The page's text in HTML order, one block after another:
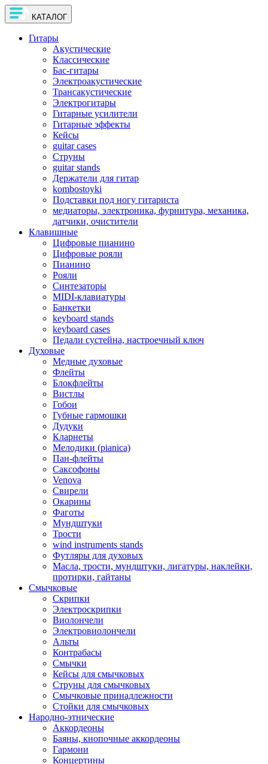
КАТАЛОГ
Гитары
Акустические
Классические
Бас-гитары
Электроакустические
Трансакустические
Электрогитары
Гитарные усилители
Гитарные эффекты
Кейсы
guitar cases
Струны
guitar stands
Держатели для гитар
kombostoyki
Подставки под ногу гитариста
медиаторы, электроника, фурнитура, механика,
датчики, очистители
Клавишные
Цифровые пианино
Цифровые рояли
Пианино
Рояли
Синтезаторы
MIDI-клавиатуры
Банкетки
keyboard stands
keyboard cases
Педали сустейна, настроечный ключ
Духовые
Медные духовые
Флейты
Блокфлейты
Вистлы
Гобои
Губные гармошки
Дудуки
Кларнеты
Мелодики (pianica)
Пан-флейты
Саксофоны
Venova
Свирели
Окарины
Фаготы
Мундштуки
Трости
wind instruments stands
Футляры для духовых
Масла, трости, мундштуки, лигатуры, наклейки,
протирки, гайтаны
Смычковые
Скрипки
Электроскрипки
Виолончели
Электровиолончели
Альты
Контрабасы
Смычки
Кейсы для смычковых
Струны для смычковых
Смычковые принадлежности
Стойки для смычковых
Народно-этнические
Аккордеоны
Баяны, кнопочные аккордеоны
Гармони
Концертины